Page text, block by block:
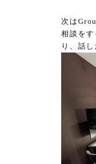
次は
相談を
り、話し